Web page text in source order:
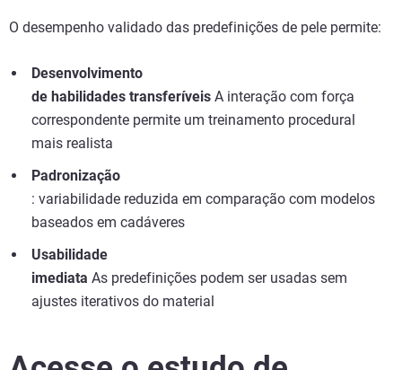
O desempenho validado das predefinições de pele permite:
Desenvolvimento
de habilidades transferíveis A interação com força
correspondente permite um treinamento procedural
mais realista
Padronização
: variabilidade reduzida em comparação com modelos
baseados em cadáveres
Usabilidade
imediata As predefinições podem ser usadas sem
ajustes iterativos do material